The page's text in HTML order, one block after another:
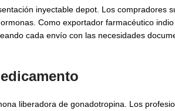
inyectable depot. Los compradores
Como exportador farmacéutico
cada envío con las necesidades
liberadora de gonadotropina. Los